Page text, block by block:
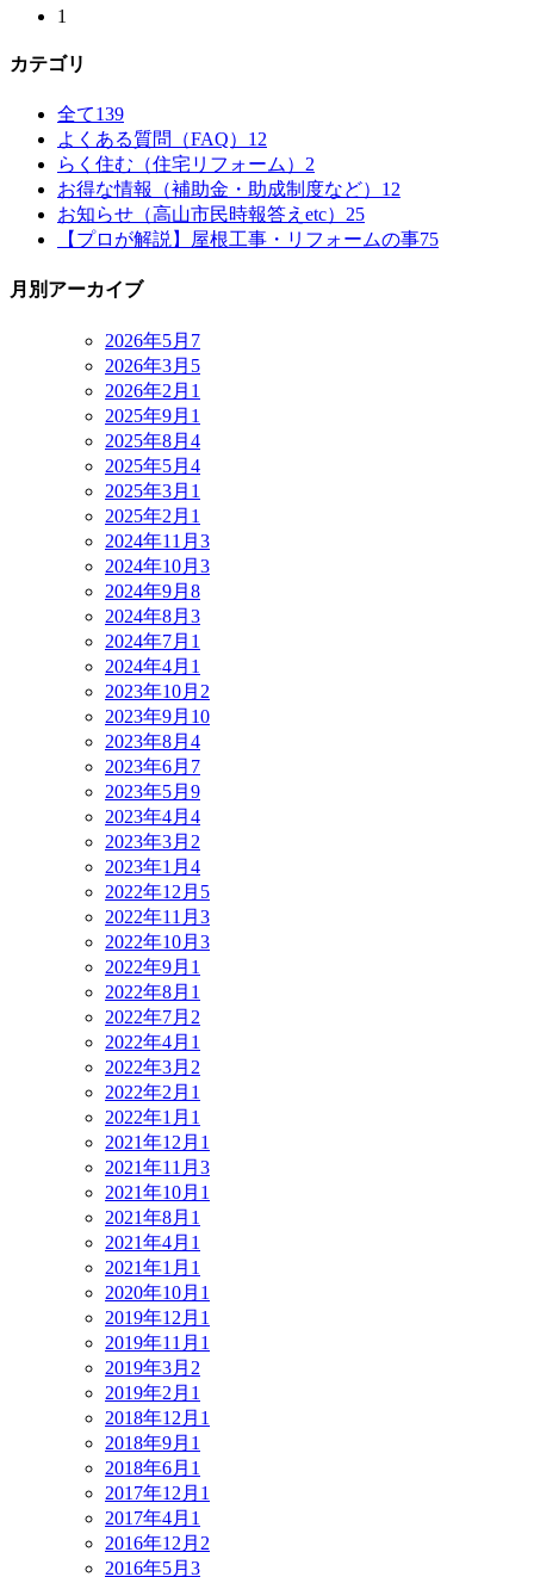
1
カテゴリ
全て139
よくある質問（FAQ） 12
らく住む（住宅リフォーム） 2
お得な情報（補助金・助成制度など） 12
お知らせ（高山市民時報答えetc） 25
【プロが解説】屋根工事・リフォームの事75
月別アーカイブ
2026年5月 7
2026年3月 5
2026年2月 1
2025年9月 1
2025年8月 4
2025年5月 4
2025年3月 1
2025年2月 1
2024年11月 3
2024年10月 3
2024年9月 8
2024年8月 3
2024年7月 1
2024年4月 1
2023年10月 2
2023年9月 10
2023年8月 4
2023年6月 7
2023年5月 9
2023年4月 4
2023年3月 2
2023年1月 4
2022年12月 5
2022年11月 3
2022年10月 3
2022年9月 1
2022年8月 1
2022年7月 2
2022年4月 1
2022年3月 2
2022年2月 1
2022年1月 1
2021年12月 1
2021年11月 3
2021年10月 1
2021年8月 1
2021年4月 1
2021年1月 1
2020年10月 1
2019年12月 1
2019年11月 1
2019年3月 2
2019年2月 1
2018年12月 1
2018年9月 1
2018年6月 1
2017年12月 1
2017年4月 1
2016年12月 2
2016年5月 3